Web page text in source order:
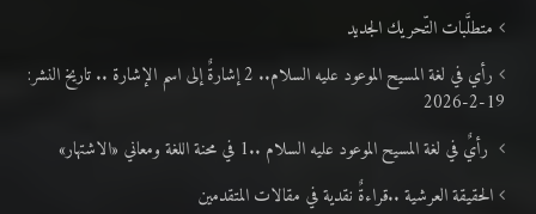
متطلَّبات التّحريك الجديد
رأي في لغة المسيح الموعود عليه السلام.. 2 إشارةٌ إلى اسم الإشارة .. تاريخ النشر:
19-2-2026
رأيٌ في لغة المسيح الموعود عليه السلام ..1 في محنة اللغة ومعاني «الاشتهار»
الحقيقة العرشية ..قراءةٌ نقدية في مقالات المتقدمين